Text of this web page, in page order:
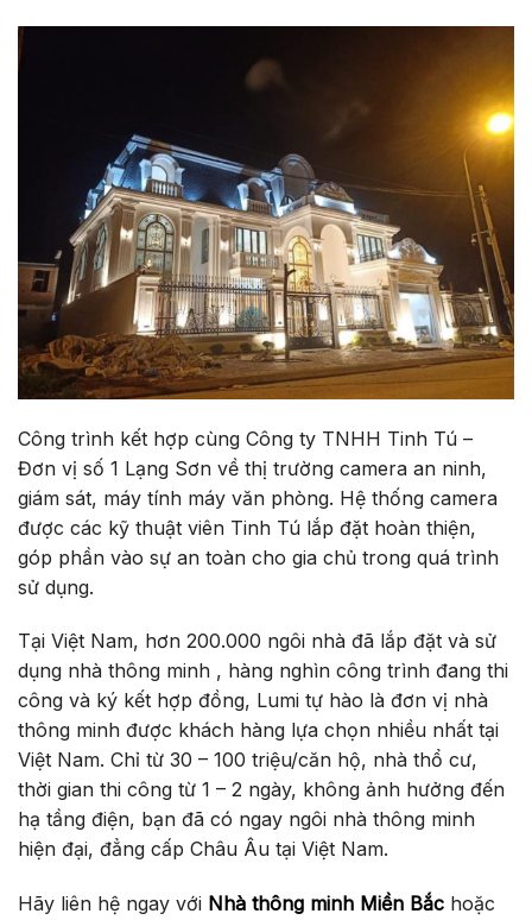
Công trình kết hợp cùng Công ty TNHH Tinh Tú –
Đơn vị số 1 Lạng Sơn về thị trường camera an ninh,
giám sát, máy tính máy văn phòng. Hệ thống camera
được các kỹ thuật viên Tinh Tú lắp đặt hoàn thiện,
góp phần vào sự an toàn cho gia chủ trong quá trình
sử dụng.
Tại Việt Nam, hơn 200.000 ngôi nhà đã lắp đặt và sử
dụng nhà thông minh , hàng nghìn công trình đang thi
công và ký kết hợp đồng, Lumi tự hào là đơn vị nhà
thông minh được khách hàng lựa chọn nhiều nhất tại
Việt Nam. Chỉ từ 30 – 100 triệu/căn hộ, nhà thổ cư,
thời gian thi công từ 1 – 2 ngày, không ảnh hưởng đến
hạ tầng điện, bạn đã có ngay ngôi nhà thông minh
hiện đại, đẳng cấp Châu Âu tại Việt Nam.
Hãy liên hệ ngay với Nhà thông minh Miền Bắc hoặc